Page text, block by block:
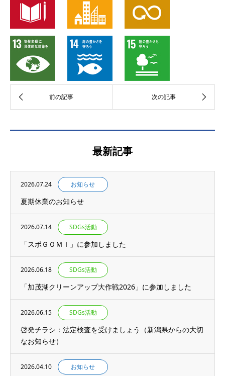
最新記事
2026.07.24 お知らせ
夏期休業のお知らせ
2026.07.14 SDGs活動
「スポＧＯＭＩ」に参加しました
2026.06.18 SDGs活動
「加茂湖クリーンアップ大作戦2026」に参加しました
2026.06.15 SDGs活動
啓発チラシ：法定検査を受けましょう（新潟県からの大切
なお知らせ）
2026.04.10 お知らせ